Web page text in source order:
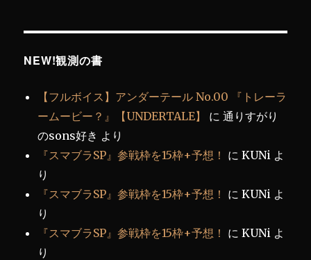
NEW!観測の書
【フルボイス】アンダーテール No.00 『トレーラ
ームービー？』【UNDERTALE】
に通りすがり
のsons好き より
『スマブラSP』参戦枠を15枠+予想！ にKUNi よ
り
『スマブラSP』参戦枠を15枠+予想！ にKUNi よ
り
『スマブラSP』参戦枠を15枠+予想！ にKUNi よ
り